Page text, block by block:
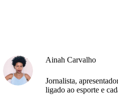
Ainah Carvalho
Jornalista,
ligado ao esporte e